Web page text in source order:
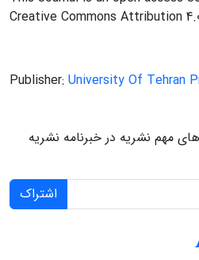
Creative Commons Attribution
Publisher: University Of Tehran
مهم نشریه در خبرنامه نشریه
اشتراک